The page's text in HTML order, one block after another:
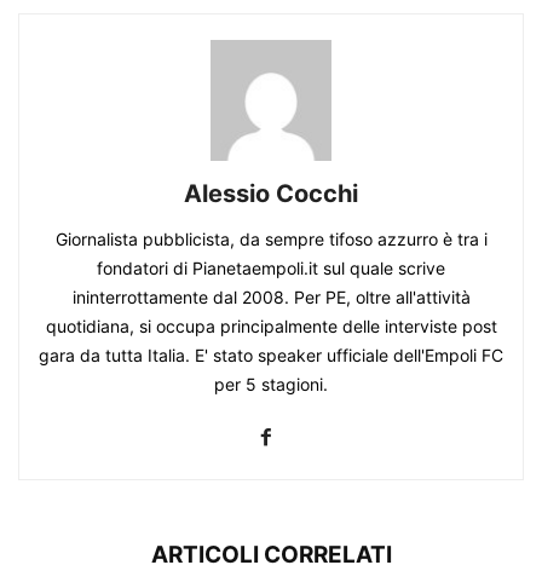
Alessio Cocchi
Giornalista pubblicista, da sempre tifoso azzurro è tra i
fondatori di Pianetaempoli.it sul quale scrive
ininterrottamente dal 2008. Per PE, oltre all'attività
quotidiana, si occupa principalmente delle interviste post
gara da tutta Italia. E' stato speaker ufficiale dell'Empoli FC
per 5 stagioni.
ARTICOLI CORRELATI